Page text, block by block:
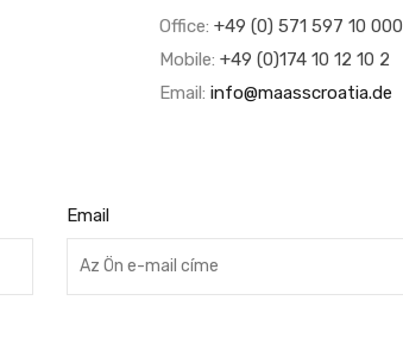
Office: +49 (0) 571 597 10 000
Mobile: +49 (0)174 10 12 10 2
Email: info@maasscroatia.de
Email